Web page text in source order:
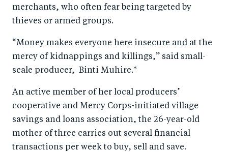
merchants, who often fear being targeted by
thieves or armed groups.
“Money makes everyone here insecure and at the
mercy of kidnappings and killings,” said small-
scale producer, Binti Muhire.*
An active member of her local producers’
cooperative and Mercy Corps-initiated village
savings and loans association, the 26-year-old
mother of three carries out several financial
transactions per week to buy, sell and save.